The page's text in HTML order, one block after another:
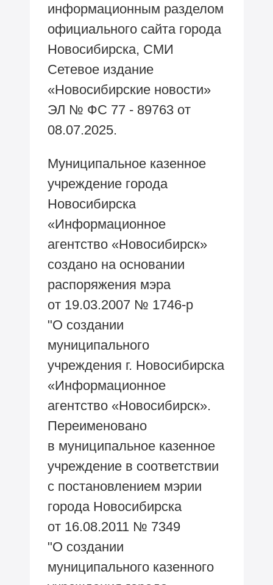
информационным разделом
официального сайта города
Новосибирска, СМИ
Сетевое издание
«Новосибирские новости»
ЭЛ № ФС 77 - 89763 от
08.07.2025.
Муниципальное казенное
учреждение города
Новосибирска
«Информационное
агентство «Новосибирск»
создано на основании
распоряжения мэра
от 19.03.2007 № 1746-р
"О создании
муниципального
учреждения г. Новосибирска
«Информационное
агентство «Новосибирск».
Переименовано
в муниципальное казенное
учреждение в соответствии
с постановлением мэрии
города Новосибирска
от 16.08.2011 № 7349
"О создании
муниципального казенного